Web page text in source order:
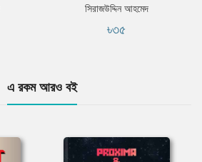
সিরাজউদ্দিন আহমেদ
৳৩৫
এ রকম আরও বই